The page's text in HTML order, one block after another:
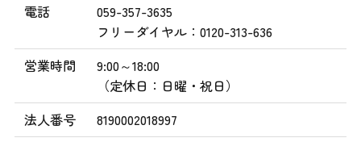
電話
059-357-3635
フリーダイヤル：0120-313-636
営業時間
9:00～18:00
（定休日：日曜・祝日）
法人番号
8190002018997